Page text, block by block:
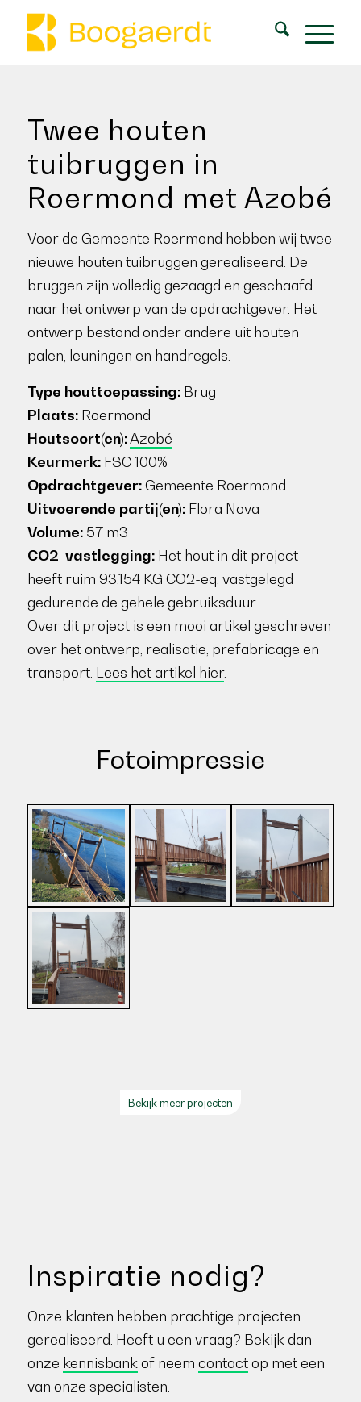
Twee houten
tuibruggen in
Roermond met Azobé
Voor de Gemeente Roermond hebben wij twee
nieuwe houten tuibruggen gerealiseerd. De
bruggen zijn volledig gezaagd en geschaafd
naar het ontwerp van de opdrachtgever. Het
ontwerp bestond onder andere uit houten
palen, leuningen en handregels.
Type houttoepassing:Brug
Plaats:Roermond
Houtsoort(en):Azobé
Keurmerk:FSC 100%
Opdrachtgever:Gemeente Roermond
Uitvoerende partij(en):Flora Nova
Volume:57 m3
CO2-vastlegging:Het hout in dit project
heeft ruim 93.154 KG CO2-eq. vastgelegd
gedurende de gehele gebruiksduur.
Over dit project is een mooi artikel geschreven
over het ontwerp, realisatie, prefabricage en
transport. Lees het artikel hier.
Fotoimpressie
Bekijk meer projecten
Inspiratie nodig?
Onze klanten hebben prachtige projecten
gerealiseerd. Heeft u een vraag? Bekijk dan
onze kennisbankof neem contactop met een
van onze specialisten.